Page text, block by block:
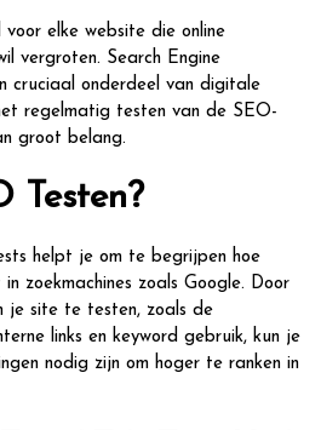
elke website die online
vergroten. Search Engine
cruciaal onderdeel van digitale
regelmatig testen van de SEO-
groot belang.
Testen?
helpt je om te begrijpen hoe
zoekmachines zoals Google. Door
je site te testen, zoals de
links en keyword gebruik, kun je
nodig zijn om hoger te ranken in